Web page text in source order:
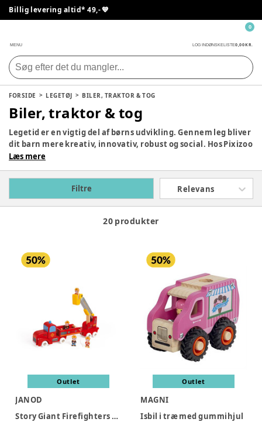
Billig levering altid* 49,- 💙
MENU LOG INDØNSKELISTE0,00 KR.
0
FORSIDE LEGETØJ BILER, TRAKTOR & TOG
Biler, traktor & tog
Legetid er en vigtig del af børns udvikling. Gennem leg bliver
dit barn mere kreativ, innovativ, robust og social. Hos Pixizoo
har vi samlet det bedste legetøj til både babyer og børn.
barn her.
Læs mere
Filtre Relevans
20 produkter
Outlet
JANOD
Story Giant Firefighters Truck
Outlet
MAGNI
Isbil i træ med gummihjul